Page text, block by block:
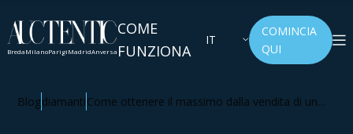
BredaMilanoParigiMadridAnversa
COME
FUNZIONA
IT
COMINCIA
QUI
BlogdiamantiCome ottenere il massimo dalla vendita di un